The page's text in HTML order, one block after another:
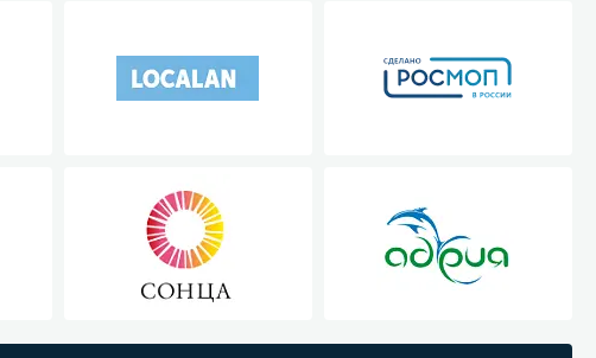
Промышленная уборка